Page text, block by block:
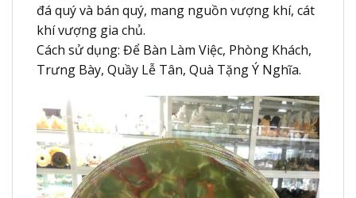
đá quý và bán quý, mang nguồn vượng khí, cát
khí vượng gia chủ.
Cách sử dụng: Để Bàn Làm Việc, Phòng Khách,
Trưng Bày, Quầy Lễ Tân, Quà Tặng Ý Nghĩa.